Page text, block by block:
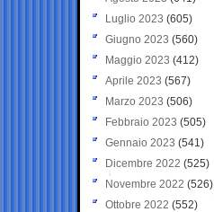
Luglio 2023 (605)
Giugno 2023 (560)
Maggio 2023 (412)
Aprile 2023 (567)
Marzo 2023 (506)
Febbraio 2023 (505)
Gennaio 2023 (541)
Dicembre 2022 (525)
Novembre 2022 (526)
Ottobre 2022 (552)